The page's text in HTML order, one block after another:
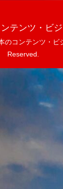
テンツ・ビ
のコンテンツ・ビ
Reserved.